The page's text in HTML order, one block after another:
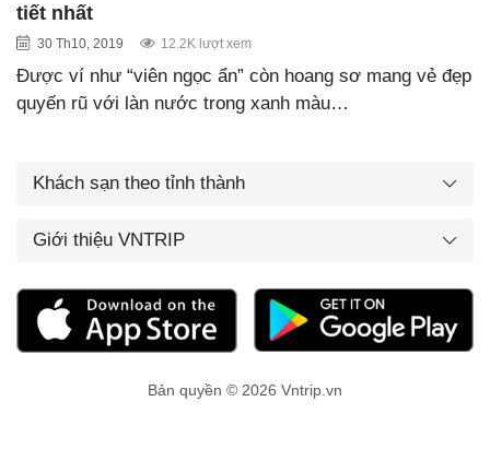
tiết nhất
30 Th10, 2019 12.2K lượt xem
Được ví như “viên ngọc ẩn” còn hoang sơ mang vẻ đẹp
quyến rũ với làn nước trong xanh màu…
Khách sạn theo tỉnh thành
Giới thiệu VNTRIP
Bản quyền © 2026 Vntrip.vn